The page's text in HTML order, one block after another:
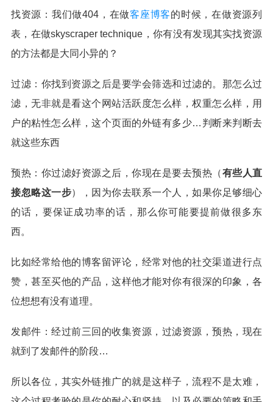
找资源：我们做404，在做客座博客的时候，在做资源列
表，在做skyscraper technique，你有没有发现其实找资源
的方法都是大同小异的？
过滤：你找到资源之后是要学会筛选和过滤的。那怎么过
滤，无非就是看这个网站活跃度怎么样，权重怎么样，用
户的粘性怎么样，这个页面的外链有多少…判断来判断去
就这些东西
预热：你过滤好资源之后，你现在是要去预热（有些人直
接忽略这一步），因为你去联系一个人，如果你足够细心
的话，要保证成功率的话，那么你可能要提前做很多东
西。
比如经常给他的博客留评论，经常对他的社交渠道进行点
赞，甚至买他的产品，这样他才能对你有很深的印象，各
位想想有没有道理。
发邮件：经过前三回的收集资源，过滤资源，预热，现在
就到了发邮件的阶段…
所以各位，其实外链推广的就是这样子，流程不是太难，